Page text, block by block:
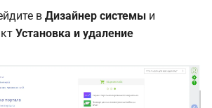
в Дизайнер системы и
Установка и удаление